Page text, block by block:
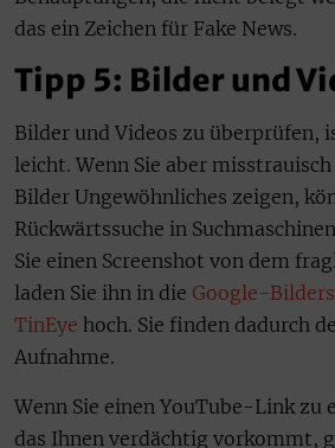
das ein Zeichen für Fake News.
Tipp 5: Bilder und
Bilder und Videos zu überprüfen,
leicht. Wenn Sie aber
Bilder Ungewöhnliches zeigen,
Rückwärtssuche in
Sie einen Screenshot von dem
laden Sie ihn in die Google-
TinEye hoch. Sie finden dadurch
Aufnahme.
Wenn Sie einen YouTube-Link zu
das Ihnen verdächtig vorkommt,